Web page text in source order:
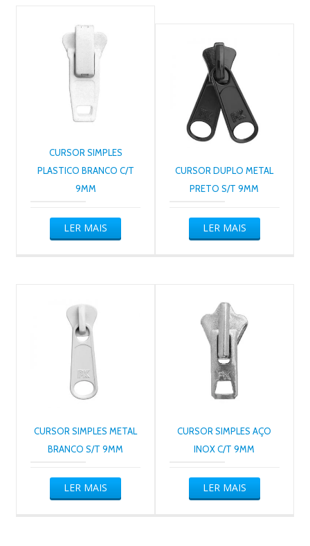
CURSOR SIMPLES
PLASTICO BRANCO C/T
9MM
LER MAIS
CURSOR DUPLO METAL
PRETO S/T 9MM
LER MAIS
CURSOR SIMPLES METAL
BRANCO S/T 9MM
LER MAIS
CURSOR SIMPLES AÇO
INOX C/T 9MM
LER MAIS